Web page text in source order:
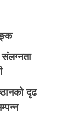
संलग्नता
दृढ